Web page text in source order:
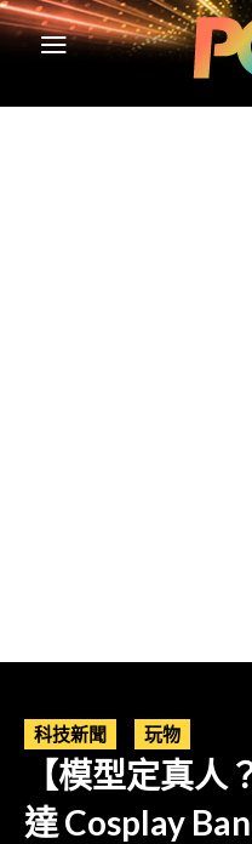
科技新聞 玩物
【模型定真人
達 Cosplay